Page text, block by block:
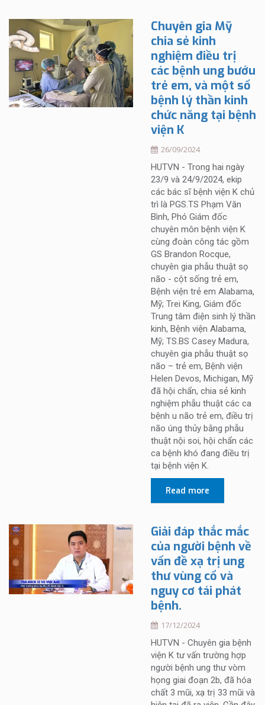
Chuyên gia Mỹ
chia sẻ kinh
nghiệm điều trị
các bệnh ung bướu
trẻ em, và một số
bệnh lý thần kinh
chức năng tại bệnh
viện K
26/09/2024
HUTVN - Trong hai ngày
23/9 và 24/9/2024, ekip
các bác sĩ bệnh viện K chủ
trì là PGS.TS Phạm Văn
Bình, Phó Giám đốc
chuyên môn bệnh viện K
cùng đoàn công tác gồm
GS Brandon Rocque,
chuyên gia phẫu thuật sọ
não - cột sống trẻ em,
Bệnh viện trẻ em Alabama,
Mỹ; Trei King, Giám đốc
Trung tâm điện sinh lý thần
kinh, Bệnh viện Alabama,
Mỹ; TS.BS Casey Madura,
chuyên gia phẫu thuật sọ
não – trẻ em, Bệnh viện
Helen Devos, Michigan, Mỹ
đã hội chẩn, chia sẻ kinh
nghiệm phẫu thuật các ca
bệnh u não trẻ em, điều trị
não úng thủy bằng phẫu
thuật nội soi, hội chẩn các
ca bệnh khó đang điều trị
tại bệnh viện K.
Read more
Giải đáp thắc mắc
của người bệnh về
vấn đề xạ trị ung
thư vùng cổ và
nguy cơ tái phát
bệnh.
17/12/2024
HUTVN - Chuyên gia bệnh
viện K tư vấn trường hợp
người bệnh ung thư vòm
họng giai đoạn 2b, đã hóa
chất 3 mũi, xạ trị 33 mũi và